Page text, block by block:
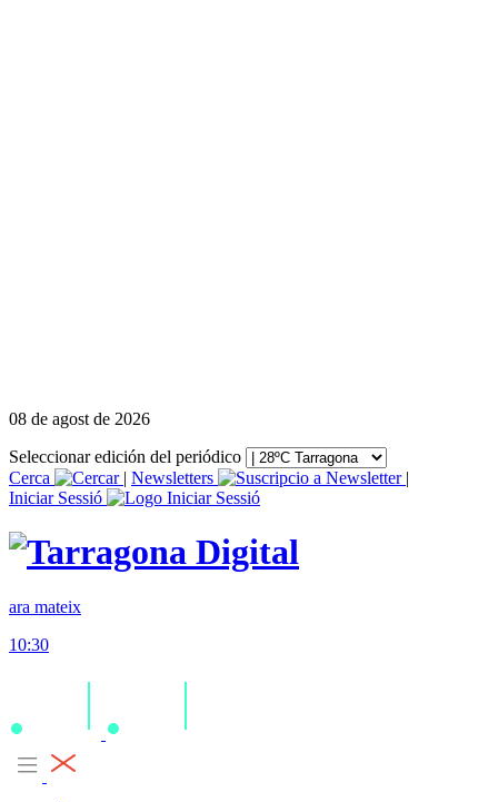
08 de agost de 2026
Seleccionar edición del periódico
Cerca
| Newsletters
|
Iniciar Sessió
ara mateix
10:30